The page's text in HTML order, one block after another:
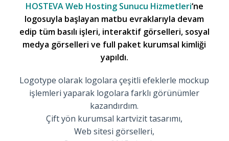
HOSTEVA Web Hosting Sunucu Hizmetleri‘ne
logosuyla başlayan matbu evraklarıyla devam
edip tüm basılı işleri, interaktif görselleri, sosyal
medya görselleri ve full paket kurumsal kimliği
yapıldı.
Logotype olarak logolara çeşitli efeklerle mockup
işlemleri yaparak logolara farklı görünümler
kazandırdım.
Çift yön kurumsal kartvizit tasarımı,
Web sitesi görselleri,